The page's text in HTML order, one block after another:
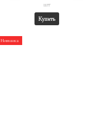
шт
Купить
Новинка